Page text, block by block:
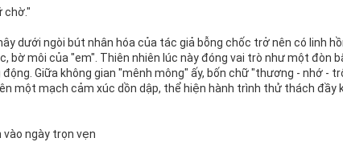
chờ."
dưới ngòi bút nhân hóa của tác giả bỗng chốc trở nên có linh
bờ môi của "em". Thiên nhiên lúc này đóng vai trò như một đòn
Giữa không gian "mênh mông" ấy, bốn chữ "thương - nhớ -
một mạch cảm xúc dồn dập, thể hiện hành trình thử thách đầy
vào ngày trọn vẹn